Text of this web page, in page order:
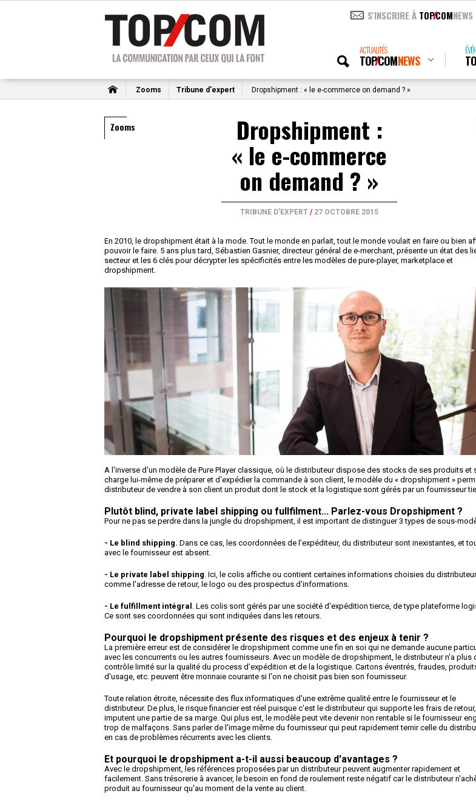
S'INSCRIRE À TOPCOMNEWS
ACTUALITÉS
TOPCOMNEWS
Zooms Tribune d'expert Dropshipment : « le e-commerce on demand ? »
Zooms Dropshipment :
« le e-commerce
on demand ? »
TRIBUNE D'EXPERT / 27 OCTOBRE 2015
En 2010, le dropshipment était à la mode. Tout le monde en parlait, tout le monde voulait en faire ou bien
pouvoir le faire. 5 ans plus tard, Sébastien Gasnier, directeur général de e-merchant, présente un état des
secteur et les 6 clés pour décrypter les spécificités entre les modèles de pure-player, marketplace et
dropshipment.
A l'inverse d'un modèle de Pure Player classique, où le distributeur dispose des stocks de ses produits et
charge lui-même de préparer et d'expédier la commande à son client, le modèle du « dropshipment »
distributeur de vendre à son client un produit dont le stock et la logistique sont gérés par un fournisseur
Plutôt blind, private label shipping ou fullfilment... Parlez-vous Dropshipment ?
Pour ne pas se perdre dans la jungle du dropshipment, il est important de distinguer 3 types de sous-
- Le blind shipping. Dans ce cas, les coordonnées de l'expéditeur, du distributeur sont inexistantes, et
avec le fournisseur est absent.
- Le private label shipping. Ici, le colis affiche ou contient certaines informations choisies du distributeur
comme l'adresse de retour, le logo ou des prospectus d'informations.
- Le fulfillment intégral . Les colis sont gérés par une société d'expédition tierce, de type plateforme
Ce sont ses coordonnées qui sont indiquées dans les retours.
Pourquoi le dropshipment présente des risques et des enjeux à tenir ?
La première erreur est de considérer le dropshipment comme une fin en soi qui ne demande aucune
avec les concurrents ou les autres fournisseurs. Avec un modèle de dropshipment, le distributeur n'a plus
contrôle limité sur la qualité du process d'expédition et de la logistique. Cartons éventrés, fraudes,
d'usage, etc. peuvent être monnaie courante si l'on ne choisit pas bien son fournisseur.
Toute relation étroite, nécessite des flux informatiques d'une extrême qualité entre le fournisseur et le
distributeur. De plus, le risque financier est réel puisque c'est le distributeur qui supporte les frais de
imputent une partie de sa marge. Qui plus est, le modèle peut vite devenir non rentable si le fournisseur
trop de malfaçons. Sans parler de l'image même du fournisseur qui peut rapidement ternir celle du
en cas de problèmes récurrents avec les clients.
Et pourquoi le dropshipment a-t-il aussi beaucoup d'avantages ?
Avec le dropshipment, les références proposées par un distributeur peuvent augmenter rapidement et
facilement. Sans trésorerie à avancer, le besoin en fond de roulement reste négatif car le distributeur
produit au fournisseur qu'au moment de la vente au client.